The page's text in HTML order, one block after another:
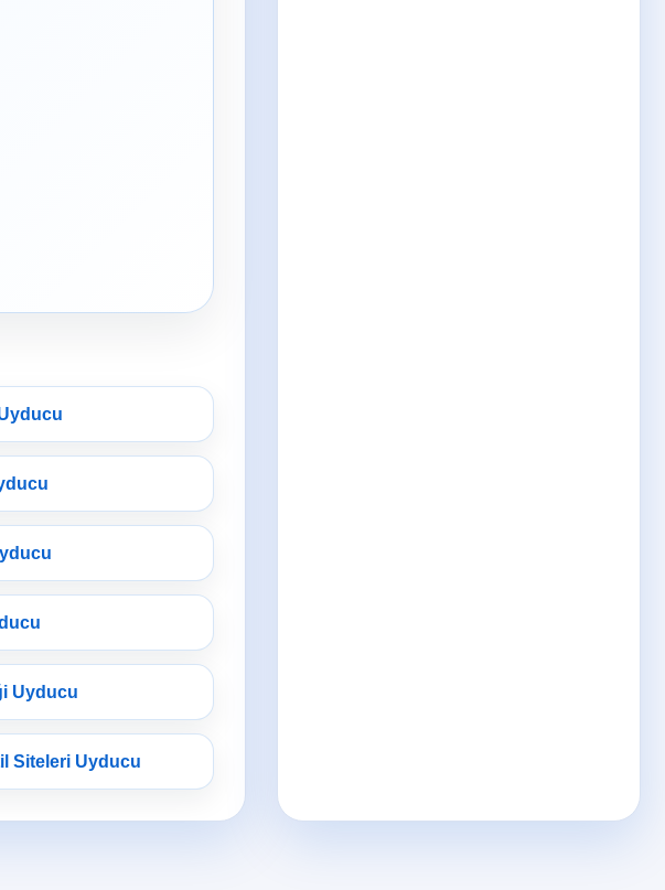
Uyducu
Siteleri Uyducu